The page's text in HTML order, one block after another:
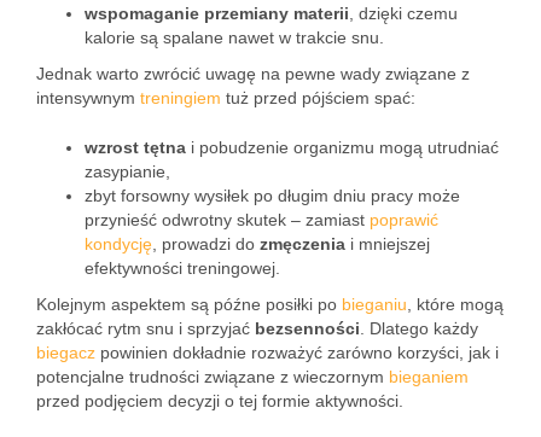
wspomaganie przemiany materii , dzięki czemu
kalorie są spalane nawet w trakcie snu.
Jednak warto zwrócić uwagę na pewne wady związane z
intensywnym treningiem tuż przed pójściem spać:
wzrost tętna i pobudzenie organizmu mogą utrudniać
zasypianie,
zbyt forsowny wysiłek po długim dniu pracy może
przynieść odwrotny skutek – zamiast poprawić
kondycję , prowadzi do zmęczenia i mniejszej
efektywności treningowej.
Kolejnym aspektem są późne posiłki po bieganiu , które mogą
zakłócać rytm snu i sprzyjać bezsenności . Dlatego każdy
biegacz powinien dokładnie rozważyć zarówno korzyści, jak i
potencjalne trudności związane z wieczornym bieganiem
przed podjęciem decyzji o tej formie aktywności.